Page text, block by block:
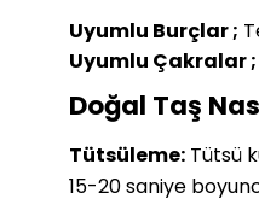
Uyumlu Burçlar ;
Uyumlu Çakralar ;
Doğal Taş
Tütsüleme: Tütsü
15-20 saniye